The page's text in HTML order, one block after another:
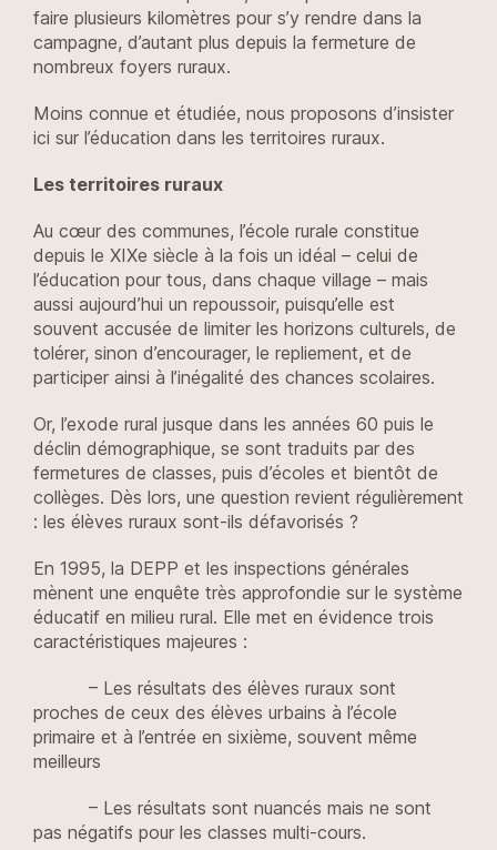
faire plusieurs kilomètres pour s’y rendre dans la
campagne, d’autant plus depuis la fermeture de
nombreux foyers ruraux.
Moins connue et étudiée, nous proposons d’insister
ici sur l’éducation dans les territoires ruraux.
Les territoires ruraux
Au cœur des communes, l’école rurale constitue
depuis le XIXe siècle à la fois un idéal – celui de
l’éducation pour tous, dans chaque village – mais
aussi aujourd’hui un repoussoir, puisqu’elle est
souvent accusée de limiter les horizons culturels, de
tolérer, sinon d’encourager, le repliement, et de
participer ainsi à l’inégalité des chances scolaires.
Or, l’exode rural jusque dans les années 60 puis le
déclin démographique, se sont traduits par des
fermetures de classes, puis d’écoles et bientôt de
collèges. Dès lors, une question revient régulièrement
: les élèves ruraux sont-ils défavorisés ?
En 1995, la DEPP et les inspections générales
mènent une enquête très approfondie sur le système
éducatif en milieu rural. Elle met en évidence trois
caractéristiques majeures :
– Les résultats des élèves ruraux sont
proches de ceux des élèves urbains à l’école
primaire et à l’entrée en sixième, souvent même
meilleurs
– Les résultats sont nuancés mais ne sont
pas négatifs pour les classes multi-cours.